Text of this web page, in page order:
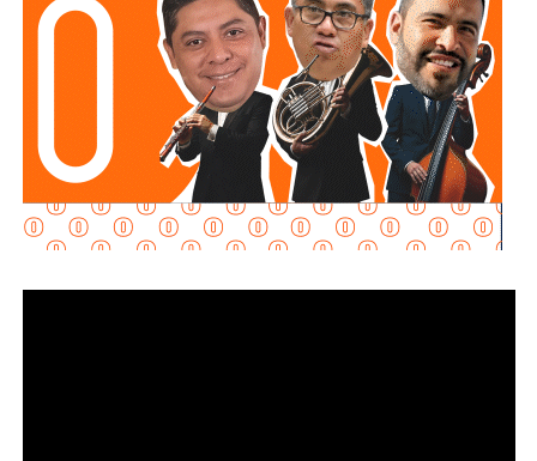
y que los puntos de conexión al sistema público sean
adecuados para garantizar un servicio seguro y eficiente.
Durante las inspecciones pueden determinarse medidas
preventivas y correctivas, para autorizar la incorporación
de nuevos desarrollos a la infraestructura hidráulica
metropolitana.
Con estas supervisiones
, el organismo fortalece la
las nuevas redes de agua potable y drenajeofrezcan